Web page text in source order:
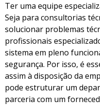
Ter uma equipe
Seja para consultorias
solucionar problemas
profissionais
sistema em pleno
segurança. Por isso, é
assim à disposição da
pode estruturar um
parceria com um